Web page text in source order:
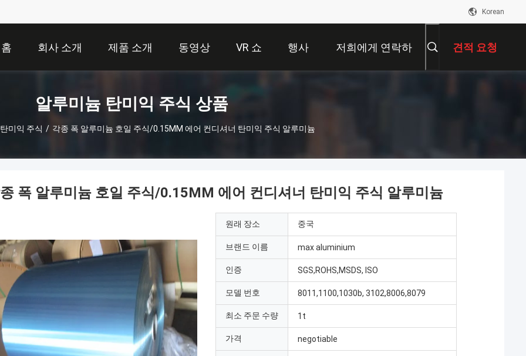
Korean
홈 회사 소개 제품 소개 동영상 VR 쇼 행사 저희에게 연락하 견적 요청
알루미늄 탄미익 주식 상품
미익 주식 / 각종 폭 알루미늄 호일 주식/0.15MM 에어 컨디셔너 탄미익 주식 알루미늄
폭 알루미늄 호일 주식/0.15MM 에어 컨디셔너 탄미익 주식 알루미늄
원래 장소 중국
브랜드 이름 max aluminium
인증 SGS,ROHS,MSDS, ISO
모델 번호 8011,1100,1030b, 3102,8006,8079
최소 주문 수량 1t
가격 negotiable